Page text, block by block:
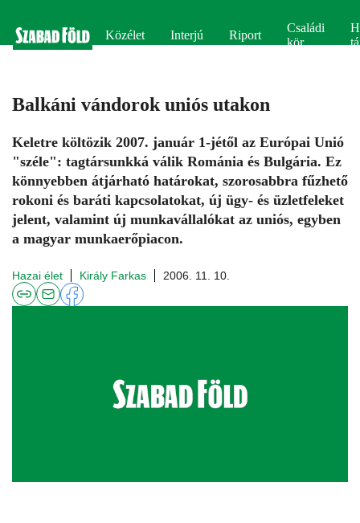
Közélet Interjú Riport
Családi
kör
Balkáni vándorok uniós utakon
Keletre költözik 2007. január 1-jétől az Európai Unió
"széle": tagtársunkká válik Románia és Bulgária. Ez
könnyebben átjárható határokat, szorosabbra fűzhető
rokoni és baráti kapcsolatokat, új ügy- és üzletfeleket
jelent, valamint új munkavállalókat az uniós, egyben
a magyar munkaerőpiacon.
Hazai élet Király Farkas 2006. 11. 10.